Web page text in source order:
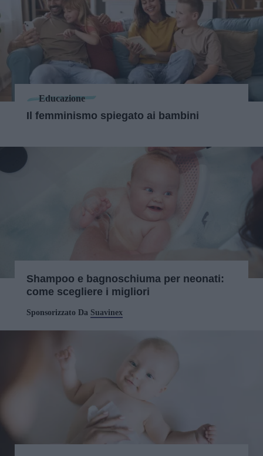
Educazione
Il femminismo spiegato ai bambini
Shampoo e bagnoschiuma per neonati:
come scegliere i migliori
Sponsorizzato Da Suavinex